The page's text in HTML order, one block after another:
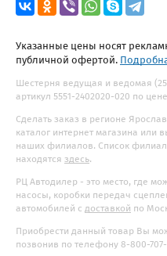
Указанные цены носят
публичной офертой.
Шестерня ведущая и ведомая
артикул 5551-2402020-020 по
Сделать заказ в регионе
каталог интернет магазина или
наших филиалов. Список
находятся здесь.
РЦ Автодилер - это место, где
насосы, коробки передач
автомобилей с доставкой по
Приобрести данный товар Вы
позвонив по телефону 8-800-